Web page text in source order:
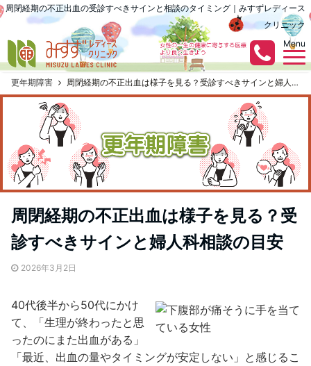
周閉経期の不正出血の受診すべきサインと相談のタイミング｜みすずレディース
クリニック
Menu
更年期障害 周閉経期の不正出血は様子を見る？受診すべきサインと婦人科相談の目安
周閉経期の不正出血は様子を見る？受
診すべきサインと婦人科相談の目安
2026年3月2日
40代後半から50代にかけ
て、「生理が終わったと思
ったのにまた出血がある」
「最近、出血の量やタイミングが安定しない」と感じるこ